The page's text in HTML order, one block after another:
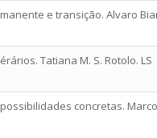
e transição. Alvaro
Tatiana M. S. Rotolo. LS
concretas.